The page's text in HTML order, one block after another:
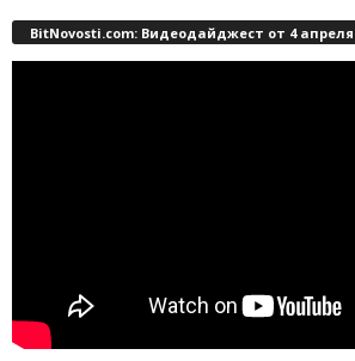
BitNovosti.com: Видеодайджест от 4 апреля